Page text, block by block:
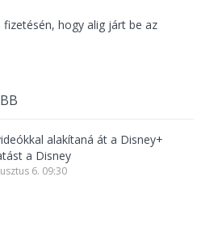
fizetésén, hogy alig járt be az
alakítaná át a Disney+
a Disney
6. 09:30